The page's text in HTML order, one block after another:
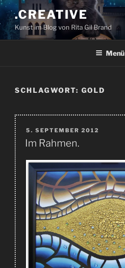
Zum
Inhalt
springen
.CREATIVE
Kunst im Blog von Rita Gil Brand
Menü
SCHLAGWORT: GOLD
VERÖFFENTLICHT
AM
5. SEPTEMBER 2012
Im Rahmen.